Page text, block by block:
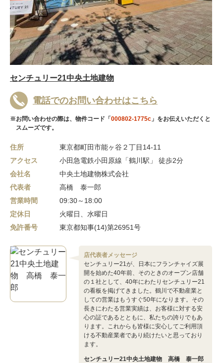
センチュリー21中央土地建物
電話でのお問い合わせはこちら
※お問い合わせの際は、物件コード「 000802-1775c 」をお伝えいただくと
スムーズです。
住所
東京都町田市能ヶ谷２丁目14-11
アクセス
小田急電鉄小田原線「鶴川駅」 徒歩2分
会社名
中央土地建物株式会社
代表者
高橋 泰一郎
営業時間
09:30～18:00
定休日
火曜日、水曜日
免許番号
東京都知事(14)第26951号
店代表者メッセージ
センチュリー21が、日本にフランチャイズ展
開を始めた40年前、そのときのオープン店舗
の１社として、40年にわたりセンチュリー21
の看板を掲げてきました。鶴川で不動産業と
しての営業はもうすぐ50年になります。その
長きにわたる営業実績は、お客様に対する安
心の証であるとともに、私たちの誇りでもあ
ります。これからも皆様に安心してご利用頂
ける不動産業者であり続けたいと思っており
ます。
センチュリー21中央土地建物 高橋 泰一郎